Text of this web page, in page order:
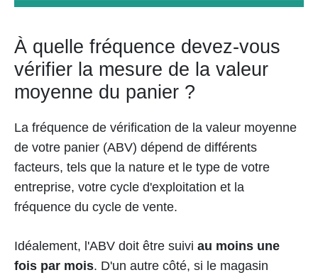
À quelle fréquence devez-vous
vérifier la mesure de la valeur
moyenne du panier ?
La fréquence de vérification de la valeur moyenne
de votre panier (ABV) dépend de différents
facteurs, tels que la nature et le type de votre
entreprise, votre cycle d'exploitation et la
fréquence du cycle de vente.
Idéalement, l'ABV doit être suivi au moins une
fois par mois. D'un autre côté, si le magasin